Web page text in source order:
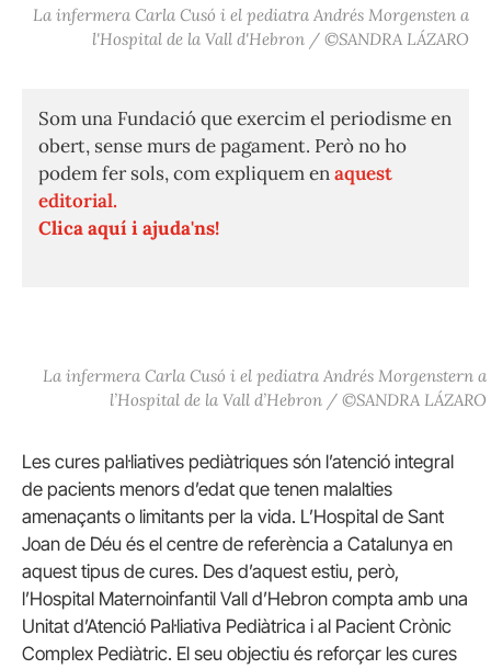
La infermera Carla Cusó i el pediatra Andrés Morgensten a
l'Hospital de la Vall d'Hebron / ©SANDRA LÁZARO
Som una Fundació que exercim el periodisme en
obert, sense murs de pagament. Però no ho
podem fer sols, com expliquem enaquest
editorial.
Clica aquí i ajuda'ns!
La infermera Carla Cusó i el pediatra Andrés Morgenstern a
l’Hospital de la Vall d’Hebron / ©SANDRA LÁZARO
Les cures pal·liatives pediàtriques són l’atenció integral
de pacients menors d’edat que tenen malalties
amenaçants o limitants per la vida. L’Hospital de Sant
Joan de Déu és el centre de referència a Catalunya en
aquest tipus de cures. Des d’aquest estiu, però,
l’Hospital Maternoinfantil Vall d’Hebron compta amb una
Unitat d’Atenció Pal·liativa Pediàtrica i al Pacient Crònic
Complex Pediàtric. El seu objectiu és reforçar les cures